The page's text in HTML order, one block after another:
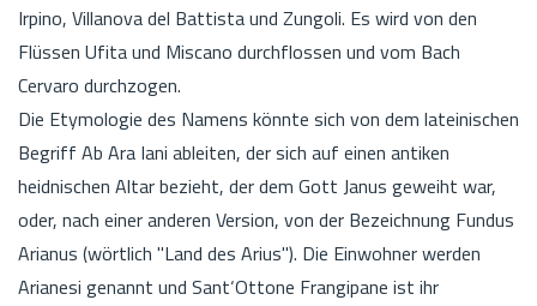
Irpino, Villanova del Battista und Zungoli. Es wird von den
Flüssen Ufita und Miscano durchflossen und vom Bach
Cervaro durchzogen.
Die Etymologie des Namens könnte sich von dem lateinischen
Begriff Ab Ara Iani ableiten, der sich auf einen antiken
heidnischen Altar bezieht, der dem Gott Janus geweiht war,
oder, nach einer anderen Version, von der Bezeichnung Fundus
Arianus (wörtlich "Land des Arius"). Die Einwohner werden
Arianesi genannt und Sant‘Ottone Frangipane ist ihr